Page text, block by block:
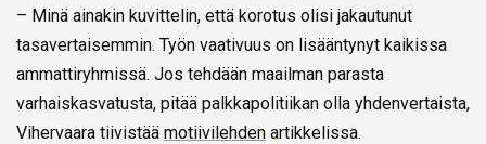
– Minä ainakin kuvittelin, että korotus olisi jakautunut
tasavertaisemmin. Työn vaativuus on lisääntynyt kaikissa
ammattiryhmissä. Jos tehdään maailman parasta
varhaiskasvatusta, pitää palkkapolitiikan olla yhdenvertaista,
Vihervaara tiivistää motiivilehden artikkelissa.